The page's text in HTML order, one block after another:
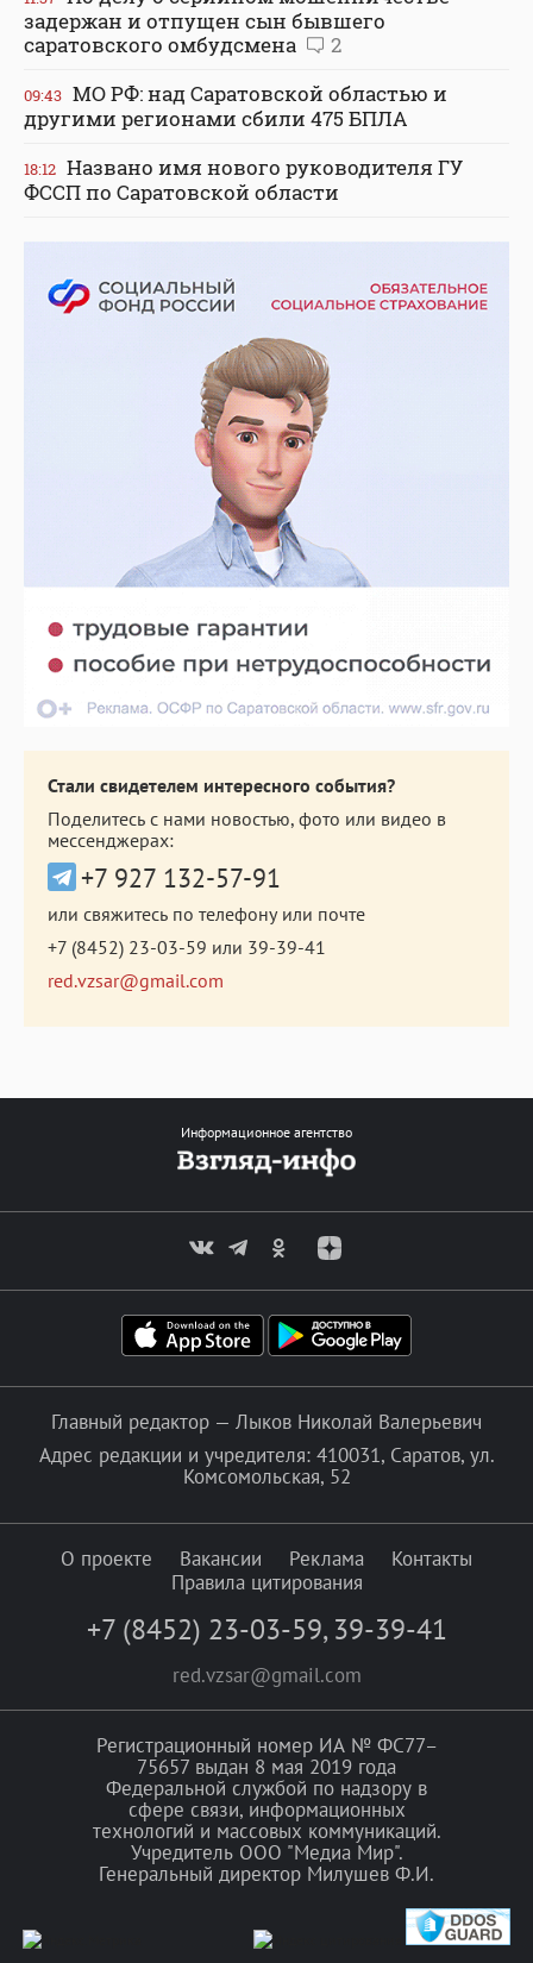
задержан и отпущен сын бывшего
саратовского омбудсмена
2
09:43 МО РФ: над Саратовской областью и
другими регионами сбили 475 БПЛА
18:12 Названо имя нового руководителя ГУ
ФССП по Саратовской области
Стали свидетелем интересного события?
Поделитесь с нами новостью, фото или видео в
мессенджерах:
+7 927 132-57-91
или свяжитесь по телефону или почте
+7 (8452) 23-03-59 или 39-39-41
red.vzsar@gmail.com
Информационное агентство
Главный редактор — Лыков Николай Валерьевич
Адрес редакции и учредителя: 410031, Саратов, ул.
Комсомольская, 52
О проекте Вакансии Реклама
Контакты
Правила цитирования
+7 (8452) 23-03-59, 39-39-41
red.vzsar@gmail.com
Регистрационный номер ИА № ФС77–
75657 выдан 8 мая 2019 года
Федеральной службой по надзору в
сфере связи, информационных
технологий и массовых коммуникаций.
Учредитель ООО "Медиа Мир".
Генеральный директор Милушев Ф.И.